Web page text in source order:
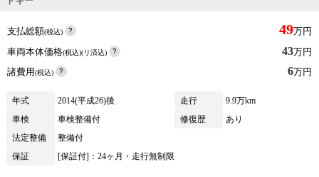
支払総額(税込) 49万円
車両本体価格(税込)(リ済込) 43万円
諸費用(税込) 6万円
年式 2014(平成26)後 走行
9.9万km
車検
車検整備付 修復歴
あり
法定整備
整備付
保証
[保証付]：24ヶ月・走行無制限